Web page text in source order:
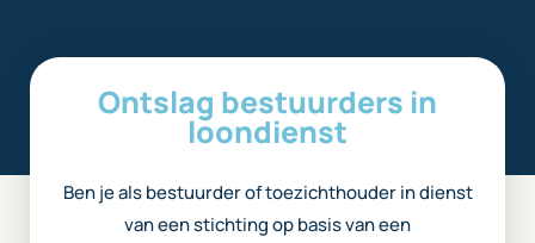
Ontslag bestuurders in
loondienst
Ben je als bestuurder of toezichthouder in dienst
van een stichting op basis van een